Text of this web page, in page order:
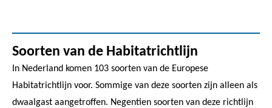
Soorten van de Habitatrichtlijn
In Nederland komen 103 soorten van de Europese
Habitatrichtlijn voor. Sommige van deze soorten zijn alleen als
dwaalgast aangetroffen. Negentien soorten van deze richtlijn